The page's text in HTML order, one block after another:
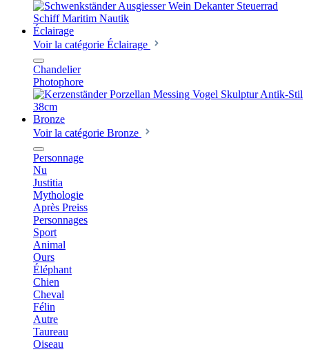
Éclairage
Voir la catégorie Éclairage
Chandelier
Photophore
Bronze
Voir la catégorie Bronze
Personnage
Nu
Justitia
Mythologie
Après Preiss
Personnages
Sport
Animal
Ours
Éléphant
Chien
Cheval
Félin
Autre
Taureau
Oiseau